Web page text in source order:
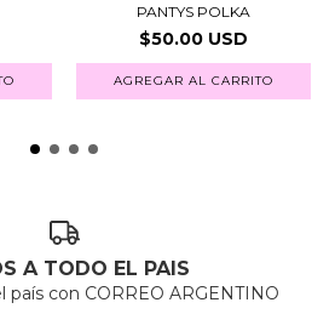
PANTYS POLKA
$50.00 USD
A TODO EL PAIS
país con CORREO ARGENTINO